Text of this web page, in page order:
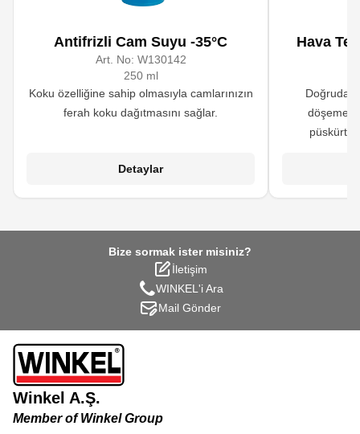
Antifrizli Cam Suyu -35°C
Art. No: W130142
250 ml
Koku özelliğine sahip olmasıyla camlarınızın
ferah koku dağıtmasını sağlar.
Detaylar
Hava
Doğrudan
Bize sormak ister misiniz?
İletişim
WINKEL'i Ara
Mail Gönder
Winkel A.Ş.
Member of Winkel Group